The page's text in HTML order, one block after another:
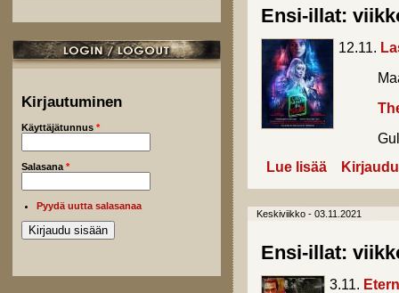
Kirjautuminen
Käyttäjätunnus *
Salasana *
Pyydä uutta salasanaa
Ensi-illat:
12.11.
Lue lisää about Ensi-
Keskiviikko - 03.11.2021
Ensi-illat:
3.11.